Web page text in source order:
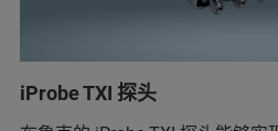
iProbe TXI 探头